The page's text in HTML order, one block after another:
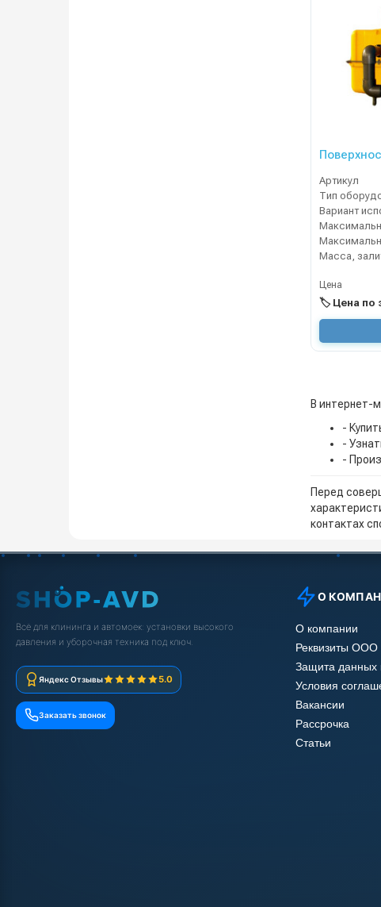
Артикул
Масса,
Цена
🏷️ Цена по
В интернет-
-
-
-
Перед
контактах
Всё для клининга и автомоек: установки высокого
давления и уборочная техника под ключ.
Яндекс Отзывы 5.0
Заказать звонок
О
О компании
Реквизиты
Защита данных
Условия
Вакансии
Рассрочка
Статьи